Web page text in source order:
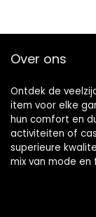
Over ons
Ontdek de
item voor elke
hun comfort en
activiteiten of
superieure
mix van mode en